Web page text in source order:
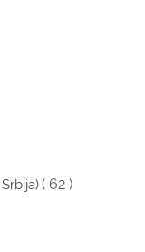
( 62 )